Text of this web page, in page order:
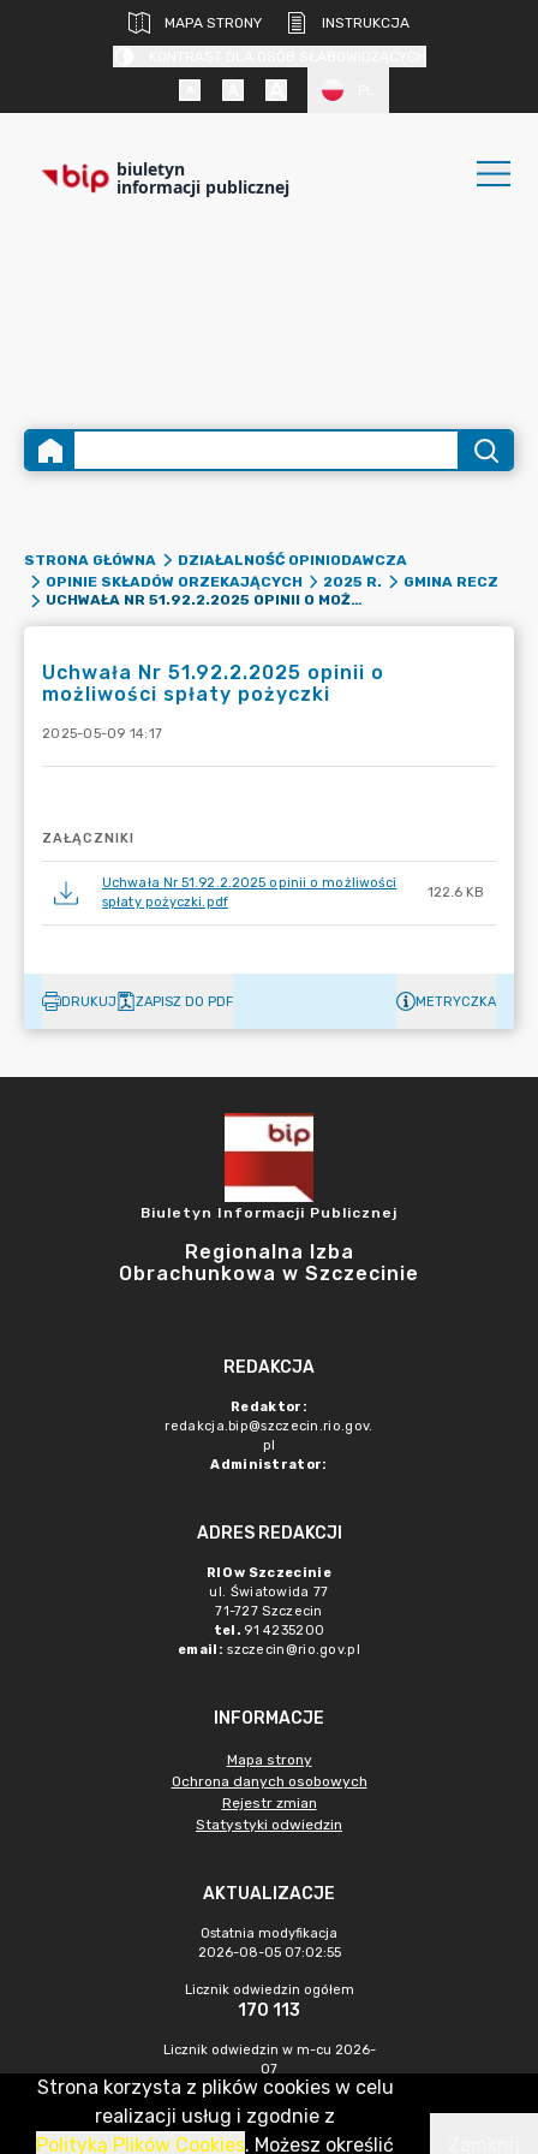
MAPA STRONY
INSTRUKCJA
biuletyn
informacji publicznej
STRONA GŁÓWNA
DZIAŁALNOŚĆ OPINIODAWCZA
OPINIE SKŁADÓW ORZEKAJĄCYCH
2025 R.
GMINA RECZ
UCHWAŁA NR 51.92.2.2025 OPINII O MOŻLIWOŚCI SPŁATY POŻYCZKI
Uchwała Nr 51.92.2.2025 opinii o
możliwości spłaty pożyczki
2025-05-09 14:17
ZAŁĄCZNIKI
Uchwała Nr 51.92.2.2025 opinii o możliwości
spłaty pożyczki.pdf
122.6 KB
DRUKUJ ZAPISZ DO PDF METRYCZKA
Biuletyn Informacji Publicznej
Regionalna Izba
Obrachunkowa w Szczecinie
REDAKCJA
Redaktor:
redakcja.bip@szczecin.rio.gov.
pl
Administrator:
ADRES REDAKCJI
RIO w Szczecinie
ul. Światowida 77
71-727 Szczecin
tel. 91 4235200
email: szczecin@rio.gov.pl
INFORMACJE
Mapa strony
Ochrona danych osobowych
Rejestr zmian
Statystyki odwiedzin
AKTUALIZACJE
Ostatnia modyfikacja
2026-08-05 07:02:55
Licznik odwiedzin ogółem
170 113
Licznik odwiedzin w m-cu 2026-
07
341
CMS & Hosting: Nefeni Sp. z o.o.
Strona korzysta z plików cookies w celu
realizacji usług i zgodnie z
Polityką Plików Cookies. Możesz określić